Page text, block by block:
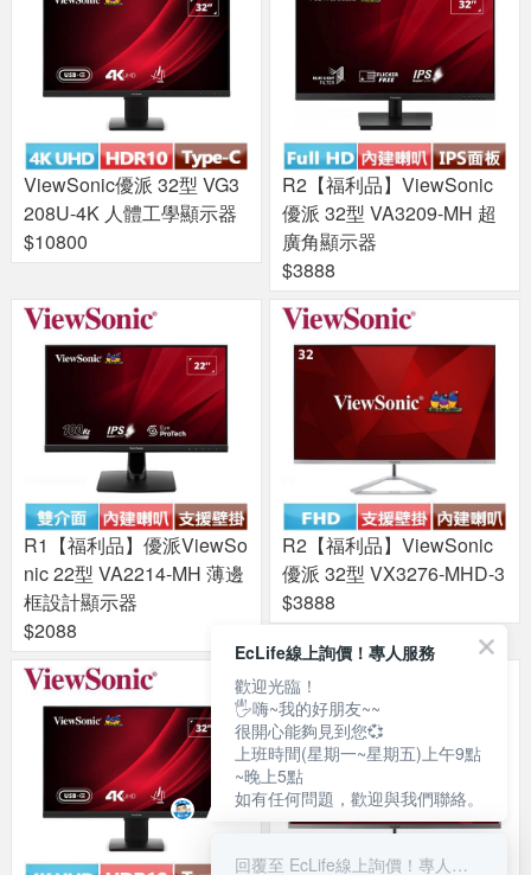
ViewSonic優派 32型 VG3
208U-4K 人體工學顯示器
$10800
R2【福利品】ViewSonic
優派 32型 VA3209-MH 超
廣角顯示器
$3888
R1【福利品】優派ViewSo
nic 22型 VA2214-MH 薄邊
框設計顯示器
$2088
R2【福利品】ViewSonic
優派 32型 VX3276-MHD-3
$3888
EcLife線上詢價！專人服務
歡迎光臨！
🖐嗨~我的好朋友~~
很開心能夠見到您💞
上班時間(星期一~星期五)上午9點
~晚上5點
如有任何問題，歡迎與我們聯絡。
回覆至 EcLife線上詢價！專人服務